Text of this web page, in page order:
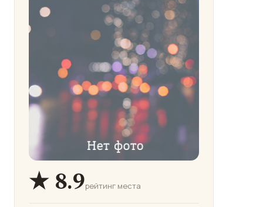
★ 8.9рейтинг места